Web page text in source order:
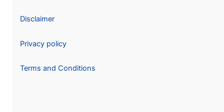
Disclaimer
Privacy policy
Terms and Conditions